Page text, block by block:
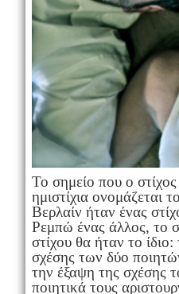
Το σημείο που ο
ημιστίχια
Βερλαίν ήταν ένας
Ρεμπώ ένας άλλος, το
στίχου θα ήταν το
σχέσης των δύο
την έξαψη της σχέσης
ποιητικά τους